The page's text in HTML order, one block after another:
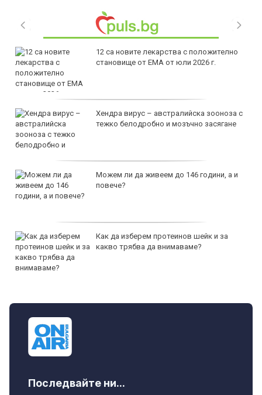
12 са новите лекарства с положително
становище от ЕМА от юли 2026 г.
Хендра вирус – австралийска зооноза с
тежко белодробно и мозъчно засягане
Можем ли да живеем до 146 години, а и
повече?
Как да изберем протеинов шейк и за
какво трябва да внимаваме?
Последвайте ни...